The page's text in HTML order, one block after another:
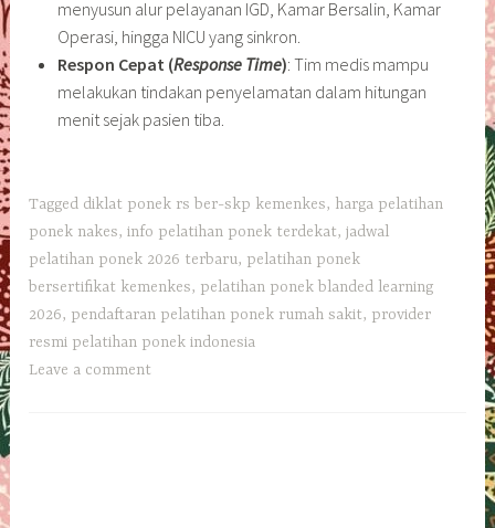
menyusun alur pelayanan IGD, Kamar Bersalin, Kamar
Operasi, hingga NICU yang sinkron.
Respon Cepat (Response Time): Tim medis mampu
melakukan tindakan penyelamatan dalam hitungan
menit sejak pasien tiba.
Tagged diklat ponek rs ber-skp kemenkes, harga pelatihan
ponek nakes,info pelatihan ponek terdekat,jadwal
pelatihan ponek 2026 terbaru, pelatihan ponek
bersertifikat kemenkes, pelatihan ponek blanded learning
2026, pendaftaran pelatihan ponek rumah sakit, provider
resmi pelatihan ponek indonesia
Leave a comment